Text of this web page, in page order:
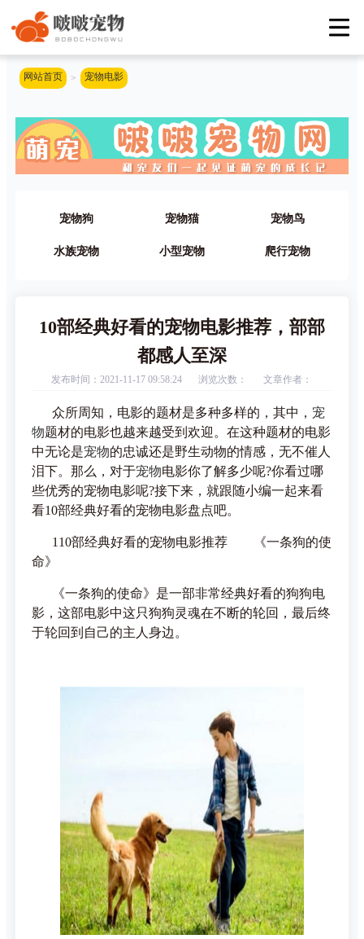
网站首页 > 宠物电影
宠物狗 宠物猫 宠物鸟
水族宠物 小型宠物 爬行宠物
10部经典好看的宠物电影推荐，部部
都感人至深
发布时间：2021-11-17 09:58:24 浏览次数： 文章作者：
众所周知，电影的题材是多种多样的，其中， 宠
物题材的电影也越来越受到欢迎。在这种题材的电影
中无论是宠物的忠诚还是野生动物的情感，无不催人
泪下。那么，对于宠物电影你了解多少呢?你看过哪
些优秀的宠物电影呢?接下来，就跟随小编一起来看
看10部经典好看的宠物电影盘点吧。
110部经典好看的宠物电影推荐 《一条狗的使
命》
《一条狗的使命》是一部非常经典好看的狗狗电
影，这部电影中这只狗狗灵魂在不断的轮回，最后终
于轮回到自己的主人身边。